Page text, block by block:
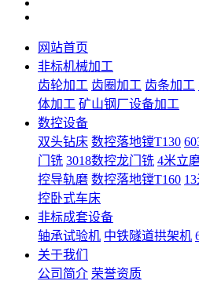
网站首页
非标机械加工
齿轮加工 齿圈加工 齿条加工
体加工 矿山钢厂设备加工
数控设备
双头钻床 数控落地镗T130
门铣 3018数控龙门铣 4米立
控导轨磨 数控落地镗T160
控卧式车床
非标成套设备
轴承试验机 中铁隧道拱架机
关于我们
公司简介 荣誉资质